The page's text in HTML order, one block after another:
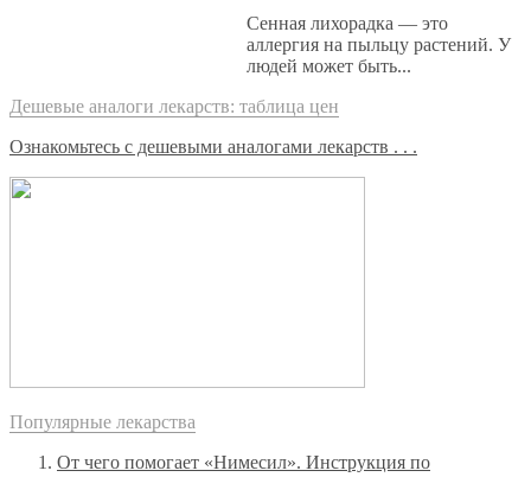
Сенная лихорадка — это
аллергия на пыльцу растений. У
людей может быть...
Дешевые аналоги лекарств: таблица цен
Ознакомьтесь с дешевыми аналогами лекарств . . .
Популярные лекарства
От чего помогает «Нимесил». Инструкция по